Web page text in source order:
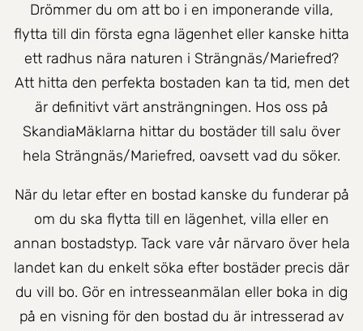
Drömmer du om att bo i en imponerande villa,
flytta till din första egna lägenhet eller kanske hitta
ett radhus nära naturen i Strängnäs/Mariefred?
Att hitta den perfekta bostaden kan ta tid, men det
är definitivt värt ansträngningen. Hos oss på
SkandiaMäklarna hittar du bostäder till salu över
hela Strängnäs/Mariefred, oavsett vad du söker.
När du letar efter en bostad kanske du funderar på
om du ska flytta till en lägenhet, villa eller en
annan bostadstyp. Tack vare vår närvaro över hela
landet kan du enkelt söka efter bostäder precis där
du vill bo. Gör en intresseanmälan eller boka in dig
på en visning för den bostad du är intresserad av